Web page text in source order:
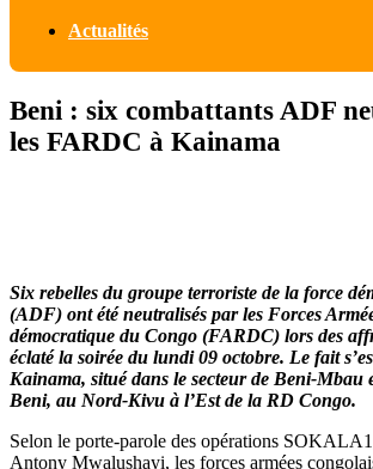
Actualités
Beni : six combattants ADF
les FARDC à Kainama
Six rebelles du groupe terroriste de la force
(ADF) ont été neutralisés par les Forces
démocratique du Congo (FARDC) lors des
éclaté la soirée du lundi 09 octobre. Le fait
Kainama, situé dans le secteur de Beni-Mbau
Beni, au Nord-Kivu à l’Est de la RD Congo.
Selon le porte-parole des opérations
Antony Mwalushayi, les forces armées